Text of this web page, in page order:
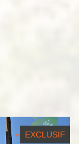
EXCLUSIF